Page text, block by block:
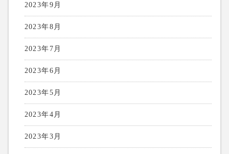
2023年9月
2023年8月
2023年7月
2023年6月
2023年5月
2023年4月
2023年3月